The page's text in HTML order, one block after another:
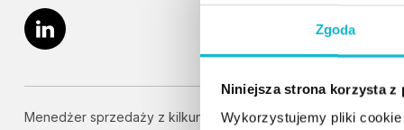
Zgoda
Niniejsza strona korzysta z
Wykorzystujemy pliki
Menedżer sprzedaży z kilkunastoletnim doświadczeniem,